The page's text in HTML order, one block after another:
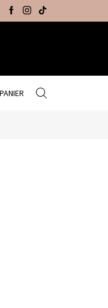
: Livraison gratuite sur tous
PANIER